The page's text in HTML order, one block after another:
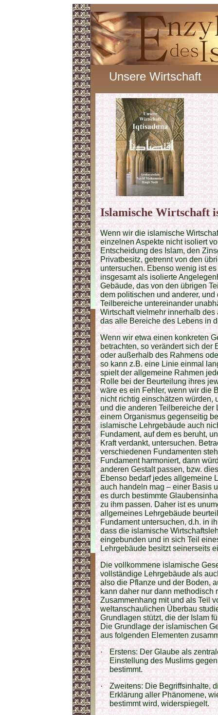
Unsere Wirtschaft
Islamische Wirtschaft
Wenn wir die islamische
einzelnen Aspekte nicht isoliert
Entscheidung des Islam, den
Privatbesitz, getrennt von den
untersuchen. Ebenso wenig ist
insgesamt als isolierte
Gebäude, das von den übrigen
dem politischen und anderer,
Teilbereiche untereinander
Wirtschaft vielmehr innerhalb
das alle Bereiche des Lebens in
Wenn wir etwa einen konkreten
betrachten, so verändert sich der
oder außerhalb des Rahmens
so kann z.B. eine Linie einmal
spielt der allgemeine Rahmen
Rolle bei der Beurteilung ihres
wäre es ein Fehler, wenn wir die
nicht richtig einschätzen würden,
und die anderen Teilbereiche
einem Organismus gegenseitig
islamische Lehrgebäude auch
Fundament, auf dem es beruht,
Kraft verdankt, untersuchen.
verschiedenen Fundamenten
Fundament harmoniert, dann
anderen Gestalt passen, bzw.
Ebenso bedarf jedes allgemeine
auch handeln mag – einer Basis
es durch bestimmte
zu ihm passen. Daher ist es
allgemeines Lehrgebäude
Fundament untersuchen, d.h. in
dass die islamische
eingebunden und in sich Teil
Lehrgebäude besitzt seinerseits
Die vollkommene islamische
vollständige Lehrgebäude als
also die Pflanze und der Boden,
kann daher nur dann methodisch
Zusammenhang mit und als Teil
weltanschaulichen Überbau
Grundlagen stützt, die der Islam
Die Grundlage der islamischen
aus folgenden Elementen
·
Erstens: Der Glaube als
Einstellung des Muslims
bestimmt.
·
Zweitens: Die Begriffsinhalte,
Erklärung aller Phänomene,
bestimmt wird, widerspiegelt.